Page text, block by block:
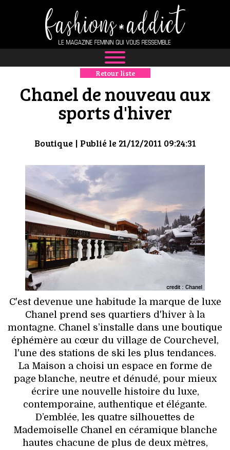
NEWS
MODE
BOUTIQUE
CULTURE
HIGH TECH
MAISON
LIEUX TENDANCES
BEAUTÉ
MODE DE RUE
JEUNES CRÉATEURS
HISTOIRE DES MARQUES
DÉCO
Retour liste
Chanel de nouveau aux
sports d'hiver
Boutique| Publié le 21/12/2011 09:24:31
C'est devenue une habitude la marque de luxe
Chanel prend ses quartiers d'hiver à la
montagne. Chanel s’installe dans une boutique
éphémère au cœur du village de Courchevel,
l'une des stations de ski les plus tendances.
La Maison a choisi un espace en forme de
page blanche, neutre et dénudé, pour mieux
écrire une nouvelle histoire du luxe,
contemporaine, authentique et élégante.
D’emblée, les quatre silhouettes de
Mademoiselle Chanel en céramique blanche
hautes chacune de plus de deux mètres,